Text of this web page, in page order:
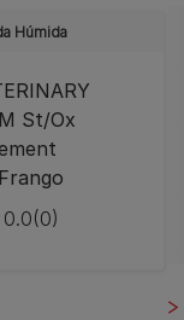
Húmida
St/Ox
0.0(0)